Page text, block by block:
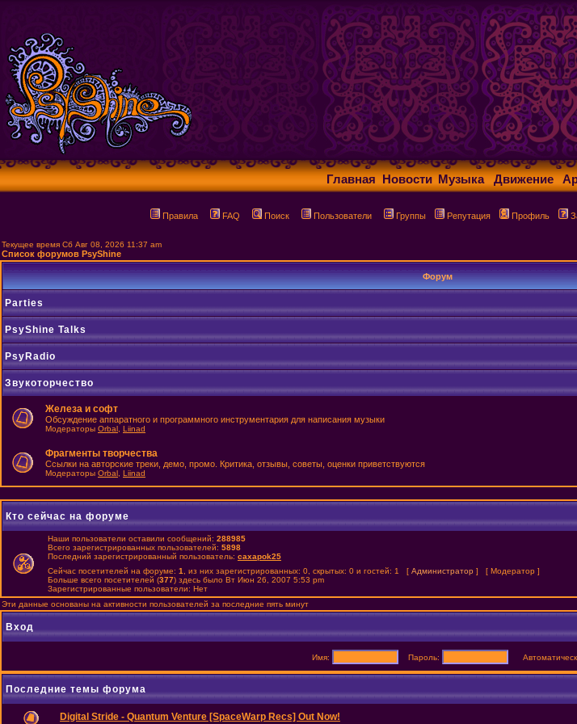
Главная Новости Музыка Движение
Правила FAQ Поиск Пользователи Группы Репутация Профиль
Текущее время Сб Авг 08, 2026 11:37 am
Список форумов PsyShine
Форум
Parties
PsyShine Talks
PsyRadio
Звукоторчество
Железа и софт
Обсуждение аппаратного и программного инструментария для написания музыки
Модераторы Orbal Liinad
Фрагменты творчества
Ссылки на авторские треки, демо, промо. Критика, отзывы, советы, оценки приветствуются
Модераторы Orbal Liinad
Кто сейчас на форуме
Наши пользователи оставили сообщений: 288985
Всего зарегистрированных пользователей: 5898
Последний зарегистрированный пользователь: caxapok25
Сейчас посетителей на форуме: 1 , из них зарегистрированных: 0, скрытых: 0 и гостей: 1 [ Администратор ] [ Модератор ]
Больше всего посетителей (377) здесь было Вт Июн 26, 2007 5:53 pm
Зарегистрированные пользователи: Нет
Эти данные основаны на активности пользователей за последние пять минут
Вход
Имя: Пароль:
Последние темы форума
Digital Stride - Quantum Venture [SpaceWarp Recs] Out Now!